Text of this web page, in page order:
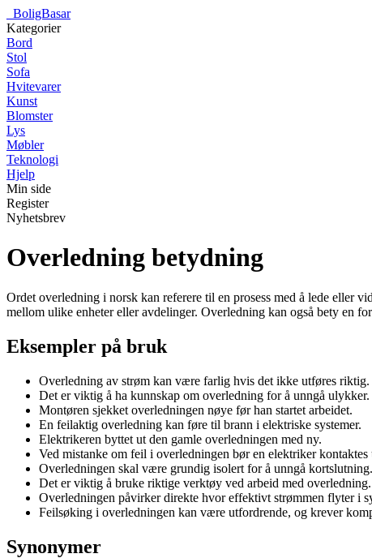
BoligBasar
Kategorier
Bord
Stol
Sofa
Hvitevarer
Kunst
Blomster
Lys
Møbler
Teknologi
Hjelp
Min side
Register
Nyhetsbrev
Overledning betydning
Ordet overledning i norsk kan referere til en prosess med å lede eller
mellom ulike enheter eller avdelinger. Overledning kan også bety en
Eksempler på bruk
Overledning av strøm kan være farlig hvis det ikke utføres riktig.
Det er viktig å ha kunnskap om overledning for å unngå ulykker.
Montøren sjekket overledningen nøye før han startet arbeidet.
En feilaktig overledning kan føre til brann i elektriske systemer.
Elektrikeren byttet ut den gamle overledningen med ny.
Ved mistanke om feil i overledningen bør en elektriker kontaktes
Overledningen skal være grundig isolert for å unngå kortslutning.
Det er viktig å bruke riktige verktøy ved arbeid med overledning.
Overledningen påvirker direkte hvor effektivt strømmen flyter i
Feilsøking i overledningen kan være utfordrende, og krever
Synonymer